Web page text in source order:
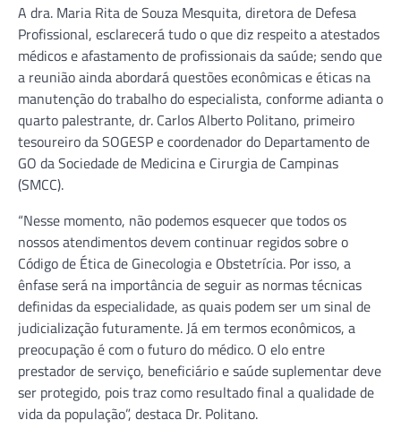
A dra. Maria Rita de Souza Mesquita, diretora de Defesa
Profissional, esclarecerá tudo o que diz respeito a atestados
médicos e afastamento de profissionais da saúde; sendo que
a reunião ainda abordará questões econômicas e éticas na
manutenção do trabalho do especialista, conforme adianta o
quarto palestrante, dr. Carlos Alberto Politano, primeiro
tesoureiro da SOGESP e coordenador do Departamento de
GO da Sociedade de Medicina e Cirurgia de Campinas
(SMCC).
“Nesse momento, não podemos esquecer que todos os
nossos atendimentos devem continuar regidos sobre o
Código de Ética de Ginecologia e Obstetrícia. Por isso, a
ênfase será na importância de seguir as normas técnicas
definidas da especialidade, as quais podem ser um sinal de
judicialização futuramente. Já em termos econômicos, a
preocupação é com o futuro do médico. O elo entre
prestador de serviço, beneficiário e saúde suplementar deve
ser protegido, pois traz como resultado final a qualidade de
vida da população”, destaca Dr. Politano.